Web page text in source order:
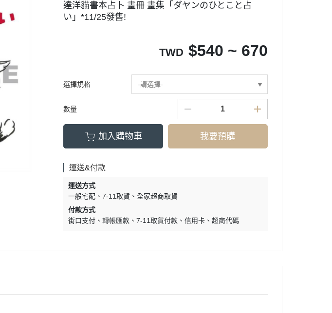
達洋貓書本占卜 畫冊 畫集「ダヤンのひとこと占
い」*11/25發售!
TWD $540 ~ 670
選擇規格 -請選擇-
數量
加入購物車 我要預購
運送&付款
運送方式
一般宅配
7-11取貨
全家超商取貨
付款方式
街口支付
轉帳匯款 7-11取貨付款 信用卡 超商代碼